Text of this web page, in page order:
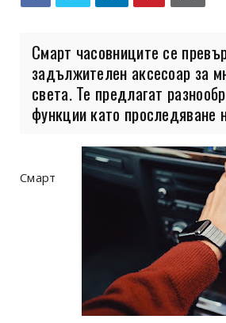
Смарт часовниците се
задължителен аксесоар за
света. Те предлагат
функции като проследяване
Смарт